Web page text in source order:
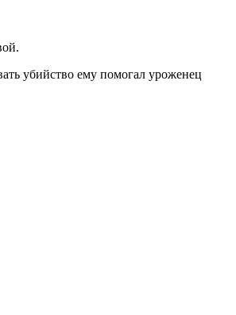
убийство ему помогал уроженец